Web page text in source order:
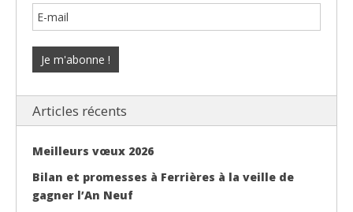
Articles récents
Meilleurs vœux 2026
Bilan et promesses à Ferrières à la veille de
gagner l’An Neuf